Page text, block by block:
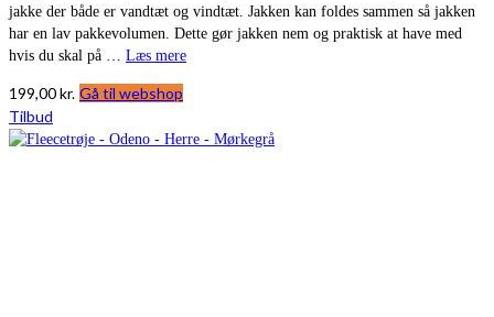
jakke der både er vandtæt og vindtæt. Jakken kan foldes sammen så jakken
har en lav pakkevolumen. Dette gør jakken nem og praktisk at have med
hvis du skal på … Læs mere
199,00kr. Gå til webshop
Tilbud